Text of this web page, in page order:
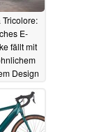
Tricolore:
E-
fällt mit
Design